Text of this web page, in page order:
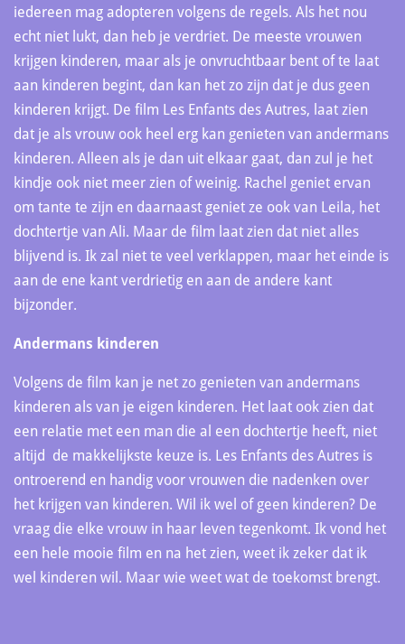
iedereen mag adopteren volgens de regels. Als het nou
echt niet lukt, dan heb je verdriet. De meeste vrouwen
krijgen kinderen, maar als je onvruchtbaar bent of te laat
aan kinderen begint, dan kan het zo zijn dat je dus geen
kinderen krijgt. De film Les Enfants des Autres, laat zien
dat je als vrouw ook heel erg kan genieten van andermans
kinderen. Alleen als je dan uit elkaar gaat, dan zul je het
kindje ook niet meer zien of weinig. Rachel geniet ervan
om tante te zijn en daarnaast geniet ze ook van Leila, het
dochtertje van Ali. Maar de film laat zien dat niet alles
blijvend is. Ik zal niet te veel verklappen, maar het einde is
aan de ene kant verdrietig en aan de andere kant
bijzonder.
Andermans kinderen
Volgens de film kan je net zo genieten van andermans
kinderen als van je eigen kinderen. Het laat ook zien dat
een relatie met een man die al een dochtertje heeft, niet
altijd de makkelijkste keuze is. Les Enfants des Autres is
ontroerend en handig voor vrouwen die nadenken over
het krijgen van kinderen. Wil ik wel of geen kinderen? De
vraag die elke vrouw in haar leven tegenkomt. Ik vond het
een hele mooie film en na het zien, weet ik zeker dat ik
wel kinderen wil. Maar wie weet wat de toekomst brengt.